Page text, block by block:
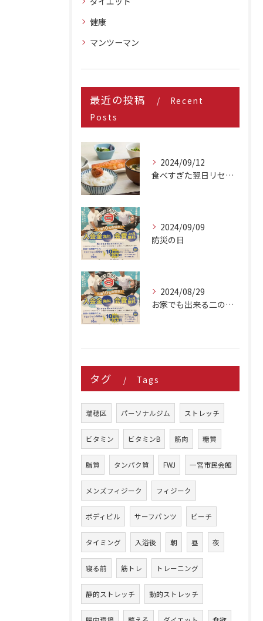
健康
マンツーマン
最近の投稿
Recent
Posts
2024/09/12
食べすぎた翌日リセット方法
2024/09/09
防災の日
2024/08/29
お家でも出来る二の腕シェイプアップ種目 3選
タグ Tags
瑞穂区 パーソナルジム ストレッチ
ビタミン ビタミンB 筋肉 糖質
脂質 タンパク質 FWJ 一宮市民会館
メンズフィジーク フィジーク
ボディビル サーフパンツ ビーチ
タイミング 入浴後 朝 昼 夜
寝る前 筋トレ トレーニング
静的ストレッチ 動的ストレッチ